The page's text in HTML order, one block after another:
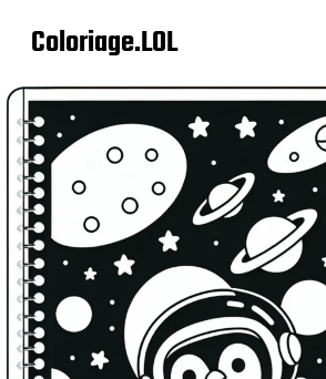
Coloriage.LOL